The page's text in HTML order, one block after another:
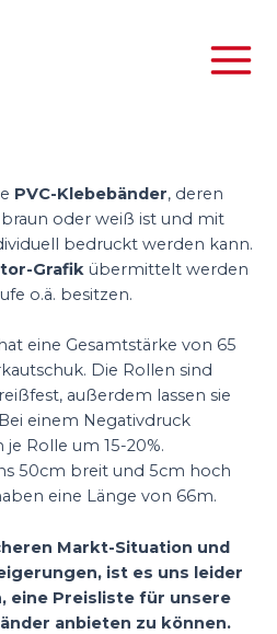
PVC-Klebebänder, deren
oder weiß ist und mit
bedruckt werden kann.
Grafik übermittelt werden
o.ä. besitzen.
eine Gesamtstärke von 65
Die Rollen sind
außerdem lassen sie
einem Negativdruck
Rolle um 15-20%.
50cm breit und 5cm hoch
eine Länge von 66m.
Markt-Situation und
ist es uns leider
eine Preisliste für unsere
anbieten zu können.